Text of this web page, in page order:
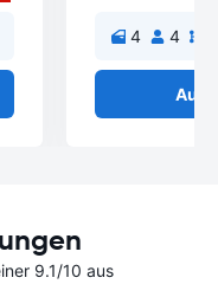
4 4
9.1/10 aus